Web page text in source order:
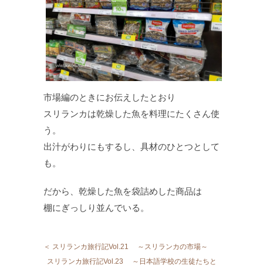
市場編のときにお伝えしたとおり
スリランカは乾燥した魚を料理にたくさん使
う。
出汁がわりにもするし、具材のひとつとして
も。
だから、乾燥した魚を袋詰めした商品は
棚にぎっしり並んでいる。
＜ スリランカ旅行記Vol.21 ～スリランカの市場～
スリランカ旅行記Vol.23 ～日本語学校の生徒たちと